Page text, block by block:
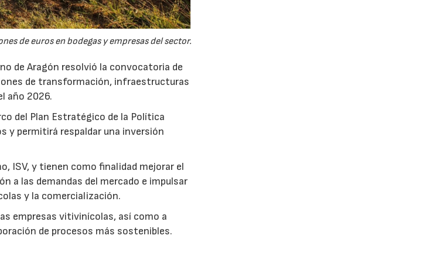
de euros en bodegas y empresas del sector.
de Aragón resolvió la convocatoria de
de transformación, infraestructuras
año 2026.
del Plan Estratégico de la Política
y permitirá respaldar una inversión
ISV, y tienen como finalidad mejorar el
a las demandas del mercado e impulsar
y la comercialización.
empresas vitivinícolas, así como a
de procesos más sostenibles.